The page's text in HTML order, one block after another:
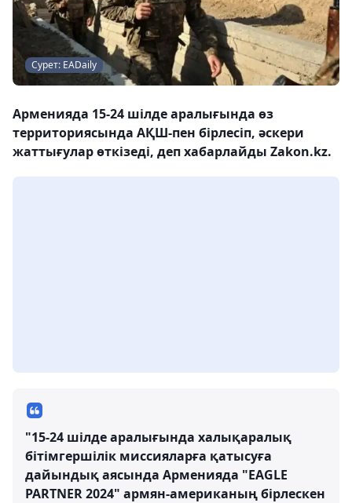
Сурет: EADaily
Арменияда 15-24 шілде аралығында өз
территориясында АҚШ-пен бірлесіп, әскери
жаттығулар өткізеді, деп хабарлайды Zakon.kz.
"15-24 шілде аралығында халықаралық
бітімгершілік миссияларға қатысуға
дайындық аясында Арменияда "EAGLE
PARTNER 2024" армян-американың бірлескен